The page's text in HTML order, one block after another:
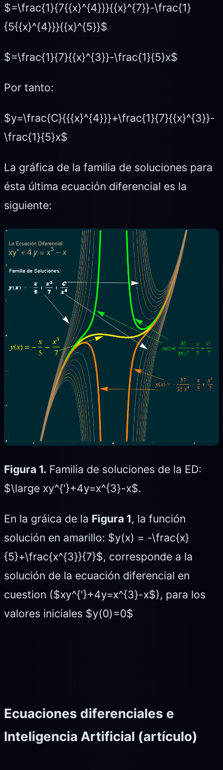
$=\frac{1}{7{{x}^{4}}}{{x}^{7}}-\frac{1}
{5{{x}^{4}}}{{x}^{5}}$
$=\frac{1}{7}{{x}^{3}}-\frac{1}{5}x$
Por tanto:
$y=\frac{C}{{{x}^{4}}}+\frac{1}{7}{{x}^{3}}-
\frac{1}{5}x$
La gráfica de la familia de soluciones para
ésta última ecuación diferencial es la
siguiente:
Figura 1. Familia de soluciones de la ED:
$\large xy^{'}+4y=x^{3}-x$.
En la gráica de la Figura 1, la función
solución en amarillo: $y(x) = -\frac{x}
{5}+\frac{x^{3}}{7}$, corresponde a la
solución de la ecuación diferencial en
cuestion ($xy^{'}+4y=x^{3}-x$), para los
valores iniciales $y(0)=0$
Ecuaciones diferenciales e
Inteligencia Artificial (artículo)